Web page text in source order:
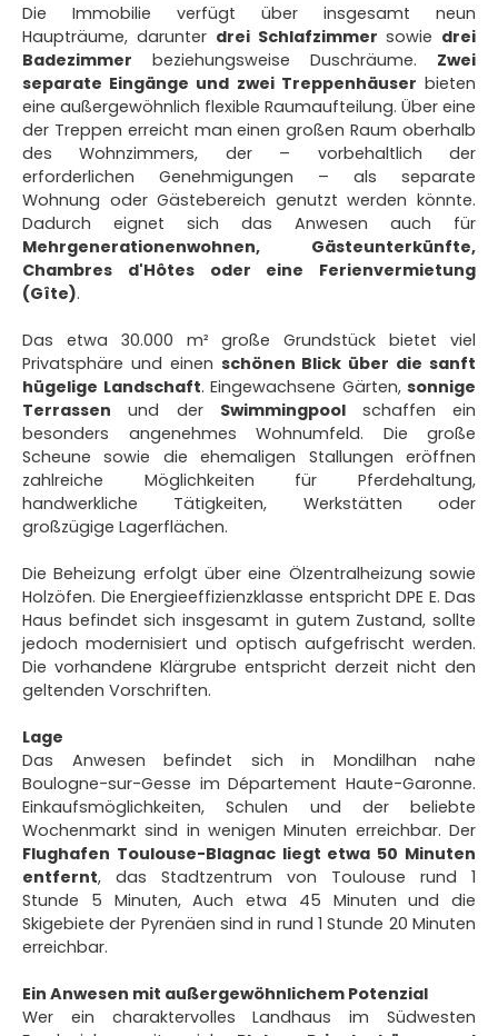
Die Immobilie verfügt über insgesamt neun
Haupträume, darunter drei Schlafzimmer sowie drei
Badezimmer beziehungsweise Duschräume. Zwei
separate Eingänge und zwei Treppenhäuser bieten
eine außergewöhnlich flexible Raumaufteilung. Über eine
der Treppen erreicht man einen großen Raum oberhalb
des Wohnzimmers, der – vorbehaltlich der
erforderlichen Genehmigungen – als separate
Wohnung oder Gästebereich genutzt werden könnte.
Dadurch eignet sich das Anwesen auch für
Mehrgenerationenwohnen, Gästeunterkünfte,
Chambres d'Hôtes oder eine Ferienvermietung
(Gîte).
Das etwa 30.000 m² große Grundstück bietet viel
Privatsphäre und einen schönen Blick über die sanft
hügelige Landschaft. Eingewachsene Gärten, sonnige
Terrassen und der Swimmingpool schaffen ein
besonders angenehmes Wohnumfeld. Die große
Scheune sowie die ehemaligen Stallungen eröffnen
zahlreiche Möglichkeiten für Pferdehaltung,
handwerkliche Tätigkeiten, Werkstätten oder
großzügige Lagerflächen.
Die Beheizung erfolgt über eine Ölzentralheizung sowie
Holzöfen. Die Energieeffizienzklasse entspricht DPE E. Das
Haus befindet sich insgesamt in gutem Zustand, sollte
jedoch modernisiert und optisch aufgefrischt werden.
Die vorhandene Klärgrube entspricht derzeit nicht den
geltenden Vorschriften.
Lage
Das Anwesen befindet sich in Mondilhan nahe
Boulogne-sur-Gesse im Département Haute-Garonne.
Einkaufsmöglichkeiten, Schulen und der beliebte
Wochenmarkt sind in wenigen Minuten erreichbar. Der
Flughafen Toulouse-Blagnac liegt etwa 50 Minuten
entfernt, das Stadtzentrum von Toulouse rund 1
Stunde 5 Minuten, Auch etwa 45 Minuten und die
Skigebiete der Pyrenäen sind in rund 1 Stunde 20 Minuten
erreichbar.
Ein Anwesen mit außergewöhnlichem Potenzial
Wer ein charaktervolles Landhaus im Südwesten